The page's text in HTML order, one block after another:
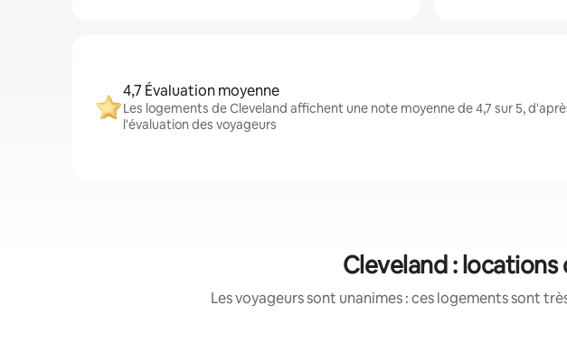
4,7 Évaluation moyenne
Les logements de Cleveland affichent une note moyenne de 4,7 sur 5,
l'évaluation des voyageurs
Cleveland :
Les voyageurs sont unanimes : ces logements sont